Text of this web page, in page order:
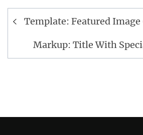
Navigation
l’article
Template: Featured
Markup: Title With